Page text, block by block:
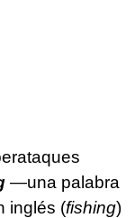
—una palabra
inglés (fishing)